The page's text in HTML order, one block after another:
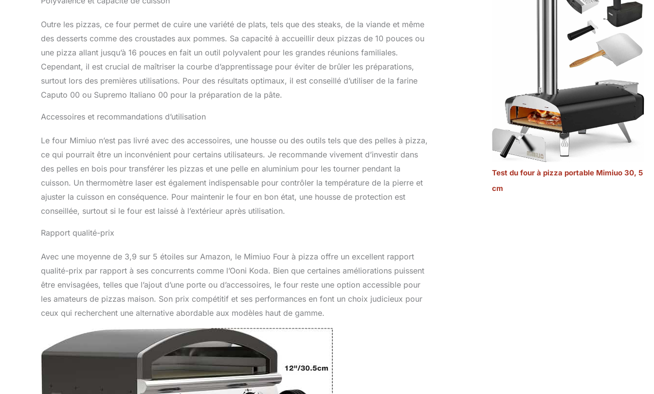
Outre les pizzas, ce four permet de cuire une variété de plats, tels que des steaks, de la viande et même
des desserts comme des croustades aux pommes. Sa capacité à accueillir deux pizzas de 10 pouces ou
une pizza allant jusqu’à 16 pouces en fait un outil polyvalent pour les grandes réunions familiales.
Cependant, il est crucial de maîtriser la courbe d’apprentissage pour éviter de brûler les préparations,
surtout lors des premières utilisations. Pour des résultats optimaux, il est conseillé d’utiliser de la farine
Caputo 00 ou Supremo Italiano 00 pour la préparation de la pâte.
Accessoires et recommandations d’utilisation
Le four Mimiuo n’est pas livré avec des accessoires, une housse ou des outils tels que des pelles à pizza,
ce qui pourrait être un inconvénient pour certains utilisateurs. Je recommande vivement d’investir dans
des pelles en bois pour transférer les pizzas et une pelle en aluminium pour les tourner pendant la
cuisson. Un thermomètre laser est également indispensable pour contrôler la température de la pierre et
ajuster la cuisson en conséquence. Pour maintenir le four en bon état, une housse de protection est
conseillée, surtout si le four est laissé à l’extérieur après utilisation.
Rapport qualité-prix
Avec une moyenne de 3,9 sur 5 étoiles sur Amazon, le Mimiuo Four à pizza offre un excellent rapport
qualité-prix par rapport à ses concurrents comme l’Ooni Koda. Bien que certaines améliorations puissent
être envisagées, telles que l’ajout d’une porte ou d’accessoires, le four reste une option accessible pour
les amateurs de pizzas maison. Son prix compétitif et ses performances en font un choix judicieux pour
ceux qui recherchent une alternative abordable aux modèles haut de gamme.
Test du four à pizza portable Mimiuo 30, 5
cm